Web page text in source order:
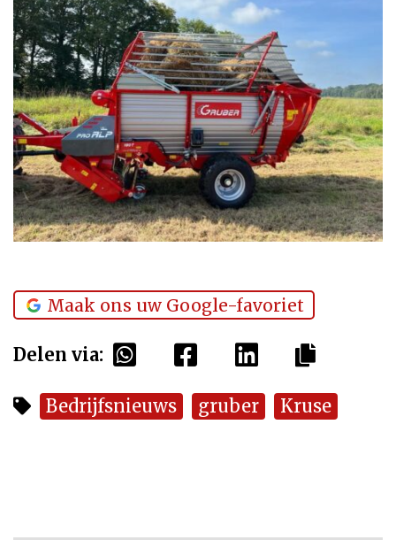
Maak ons uw Google-favoriet
Delen via:
Bedrijfsnieuws gruber Kruse